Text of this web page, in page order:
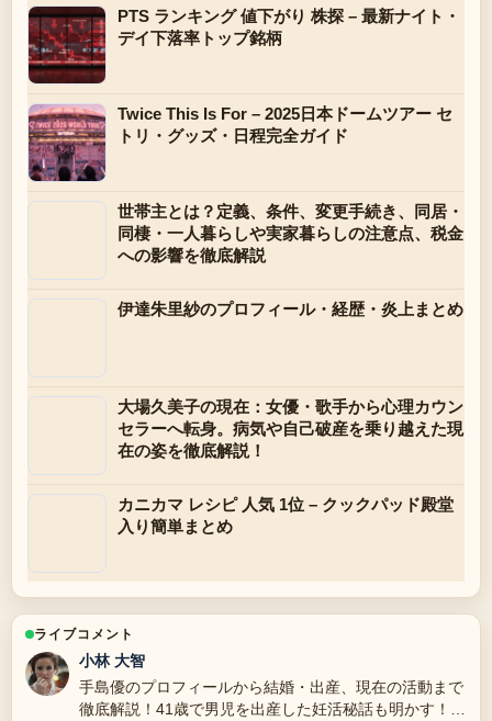
PTS ランキング 値下がり 株探 – 最新ナイト・
デイ下落率トップ銘柄
Twice This Is For – 2025日本ドームツアー セ
トリ・グッズ・日程完全ガイド
世帯主とは？定義、条件、変更手続き、同居・
同棲・一人暮らしや実家暮らしの注意点、税金
への影響を徹底解説
伊達朱里紗のプロフィール・経歴・炎上まとめ
大場久美子の現在：女優・歌手から心理カウン
セラーへ転身。病気や自己破産を乗り越えた現
在の姿を徹底解説！
カニカマ レシピ 人気 1位 – クックパッド殿堂
入り簡単まとめ
ライブコメント
小林 大智
手島優のプロフィールから結婚・出産、現在の活動まで
徹底解説！41歳で男児を出産した妊活秘話も明かす！